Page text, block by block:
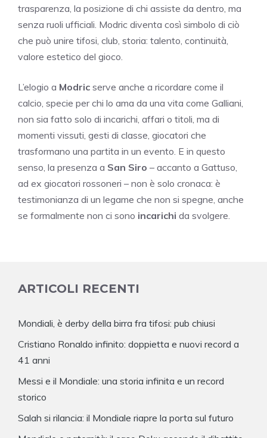
trasparenza, la posizione di chi assiste da dentro, ma
senza ruoli ufficiali. Modric diventa così simbolo di ciò
che può unire tifosi, club, storia: talento, continuità,
valore estetico del gioco.
L’elogio a Modric serve anche a ricordare come il
calcio, specie per chi lo ama da una vita come Galliani,
non sia fatto solo di incarichi, affari o titoli, ma di
momenti vissuti, gesti di classe, giocatori che
trasformano una partita in un evento. E in questo
senso, la presenza a San Siro – accanto a Gattuso,
ad ex giocatori rossoneri – non è solo cronaca: è
testimonianza di un legame che non si spegne, anche
se formalmente non ci sono incarichi da svolgere.
ARTICOLI RECENTI
Mondiali, è derby della birra fra tifosi: pub chiusi
Cristiano Ronaldo infinito: doppietta e nuovi record a
41 anni
Messi e il Mondiale: una storia infinita e un record
storico
Salah si rilancia: il Mondiale riapre la porta sul futuro